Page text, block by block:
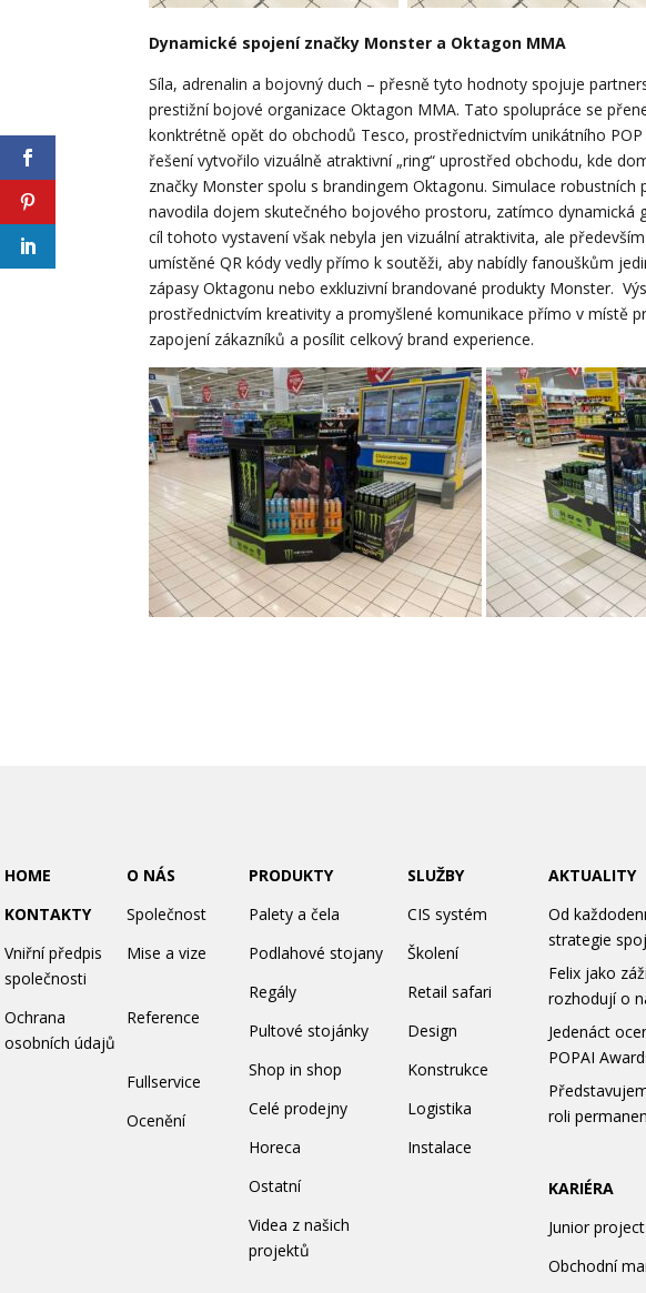
Dynamické spojení značky Monster a Oktagon MMA
Síla, adrenalin a bojovný duch – přesně tyto hodnoty spojuje
prestižní bojové organizace Oktagon MMA. Tato spolupráce se
konktrétně opět do obchodů Tesco, prostřednictvím unikátního
řešení vytvořilo vizuálně atraktivní „ring“ uprostřed obchodu, kde
značky Monster spolu s brandingem Oktagonu. Simulace
navodila dojem skutečného bojového prostoru, zatímco dynamická
cíl tohoto vystavení však nebyla jen vizuální atraktivita, ale
umístěné QR kódy vedly přímo k soutěži, aby nabídly fanouškům
zápasy Oktagonu nebo exkluzivní brandované produkty Monster.
prostřednictvím kreativity a promyšlené komunikace přímo v místě
zapojení zákazníků a posílit celkový brand experience.
HOME
O NÁS
KONTAKTY
Společnost
Vniřní předpis
společnosti
Mise a vize
Ochrana
osobních údajů
Reference
Fullservice
Ocenění
PRODUKTY
SLUŽBY
Palety a čela
CIS systém
Podlahové stojany
Školení
Regály
Retail safari
Pultové stojánky
Design
Shop in shop
Konstrukce
Celé prodejny
Logistika
Horeca
Instalace
Ostatní
Videa z našich
projektů
AKTUALITY
Od
strategie
Felix jako
rozhodují o
Jedenáct
POPAI
roli
KARIÉRA
Junior
Obchodní